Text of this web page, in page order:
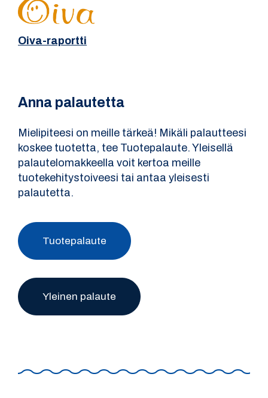
Oiva-raportti
Anna palautetta
Mielipiteesi on meille tärkeä! Mikäli palautteesi
koskee tuotetta, tee Tuotepalaute. Yleisellä
palautelomakkeella voit kertoa meille
tuotekehitystoiveesi tai antaa yleisesti
palautetta.
Tuotepalaute
Yleinen palaute